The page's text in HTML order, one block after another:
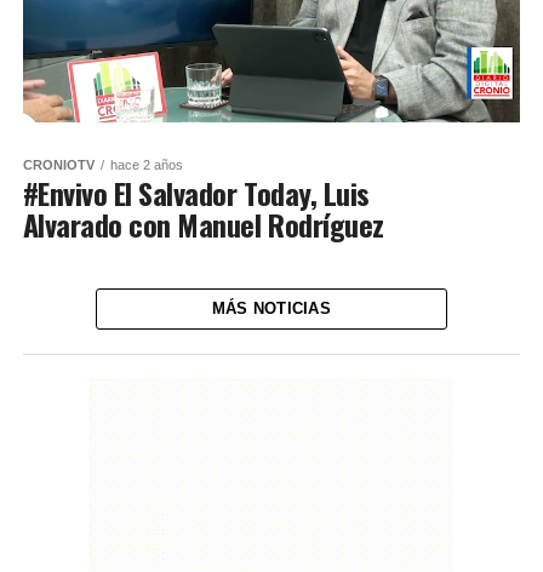
CRONIOTV hace 2 años
#Envivo El Salvador Today, Luis
Alvarado con Manuel Rodríguez
MÁS NOTICIAS